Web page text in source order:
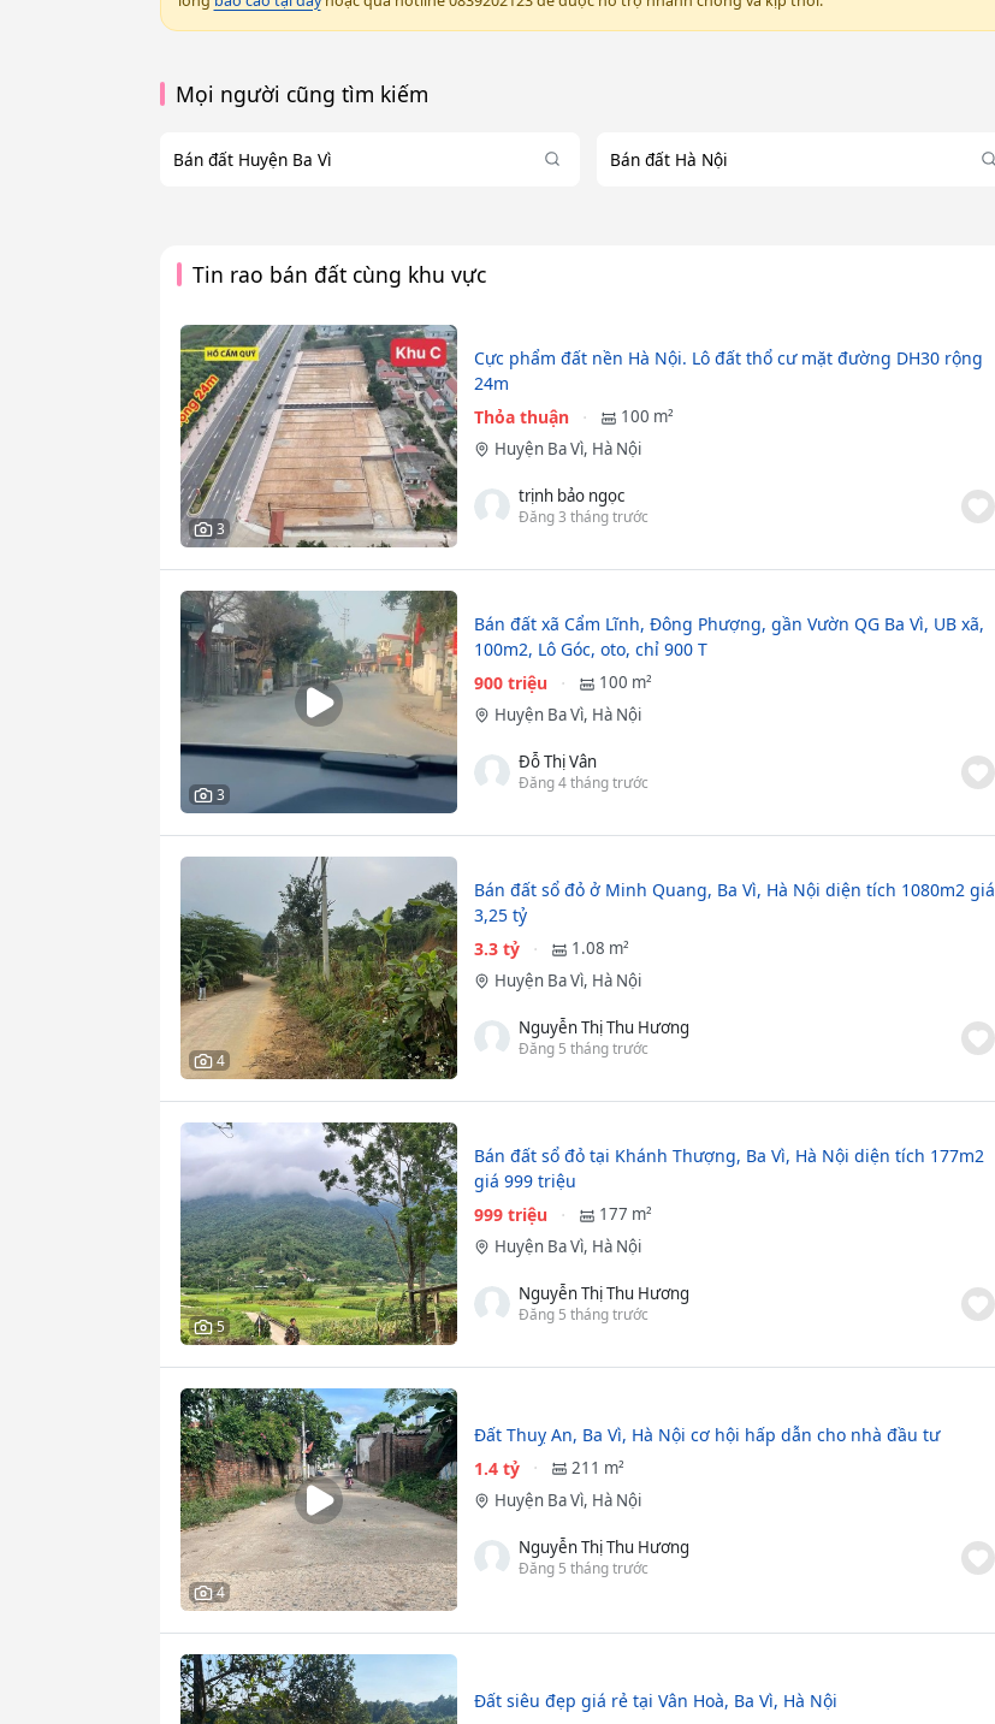
Mọi người cũng tìm kiếm
Bán đất Huyện Ba Vì Bán đất Hà Nội
Tin rao bán đất cùng khu vực
3
Cực phẩm đất nền Hà Nội. Lô đất thổ cư mặt đường DH30 rộng
24m
Thỏa thuận
100 m²
Huyện Ba Vì, Hà Nội
trịnh bảo ngọc
Đăng 3 tháng trước
3
Bán đất xã Cẩm Lĩnh, Đông Phượng, gần Vườn QG Ba Vì, UB xã,
100m2, Lô Góc, oto, chỉ 900 T
900 triệu
100 m²
Huyện Ba Vì, Hà Nội
Đỗ Thị Vân
Đăng 4 tháng trước
4
Bán đất sổ đỏ ở Minh Quang, Ba Vì, Hà Nội diện tích 1080m2 giá
3,25 tỷ
3.3 tỷ
1.08 m²
Huyện Ba Vì, Hà Nội
Nguyễn Thị Thu Hương
Đăng 5 tháng trước
5
Bán đất sổ đỏ tại Khánh Thượng, Ba Vì, Hà Nội diện tích 177m2
giá 999 triệu
999 triệu
177 m²
Huyện Ba Vì, Hà Nội
Nguyễn Thị Thu Hương
Đăng 5 tháng trước
4
Đất Thuỵ An, Ba Vì, Hà Nội cơ hội hấp dẫn cho nhà đầu tư
1.4 tỷ
211 m²
Huyện Ba Vì, Hà Nội
Nguyễn Thị Thu Hương
Đăng 5 tháng trước
Đất siêu đẹp giá rẻ tại Vân Hoà, Ba Vì, Hà Nội